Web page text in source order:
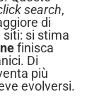
search,
di
si stima
finisca
Di
più
evolversi.